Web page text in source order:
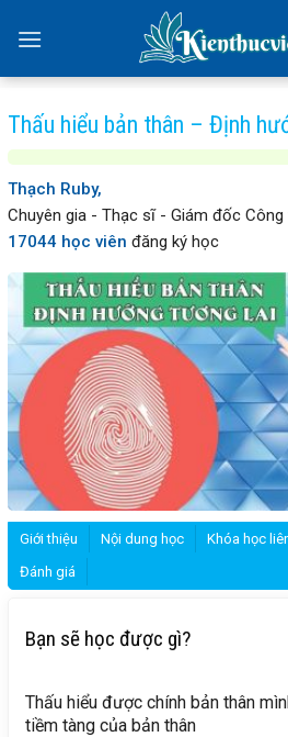
Thấu hiểu bản thân – Định
Thạch Ruby,
Chuyên gia - Thạc sĩ - Giám đốc
17044 học viên đăng ký học
Giới thiệu Nội dung học Khóa học
Đánh giá
Bạn sẽ học được gì?
Thấu hiểu được chính bản thân
tiềm tàng của bản thân